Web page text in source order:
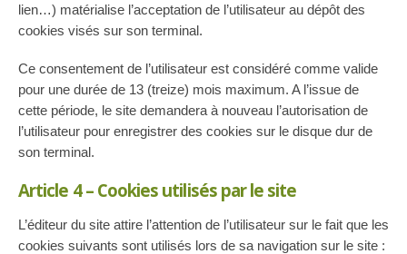
lien…) matérialise l’acceptation de l’utilisateur au dépôt des
cookies visés sur son terminal.
Ce consentement de l’utilisateur est considéré comme valide
pour une durée de 13 (treize) mois maximum. A l’issue de
cette période, le site demandera à nouveau l’autorisation de
l’utilisateur pour enregistrer des cookies sur le disque dur de
son terminal.
Article 4 – Cookies utilisés par le site
L’éditeur du site attire l’attention de l’utilisateur sur le fait que les
cookies suivants sont utilisés lors de sa navigation sur le site :